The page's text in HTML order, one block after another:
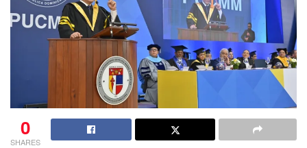
0
SHARES